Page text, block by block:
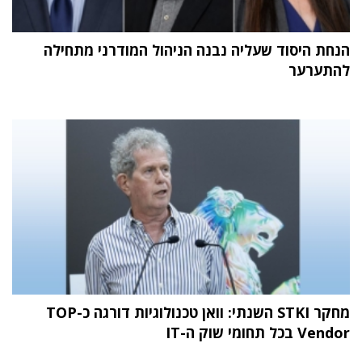
הנחת היסוד שעליה נבנה הניהול המודרני מתחילה
להתערער
מחקר STKI השנתי: וואן טכנולוגיות דורגה כ-TOP
Vendor בכל תחומי שוק ה-IT